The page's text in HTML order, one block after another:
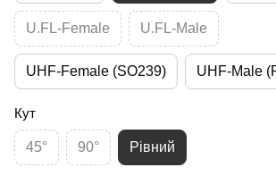
U.FL-Female U.FL-Male
UHF-Female (SO239) UHF-Male
Кут
45° 90° Рівний